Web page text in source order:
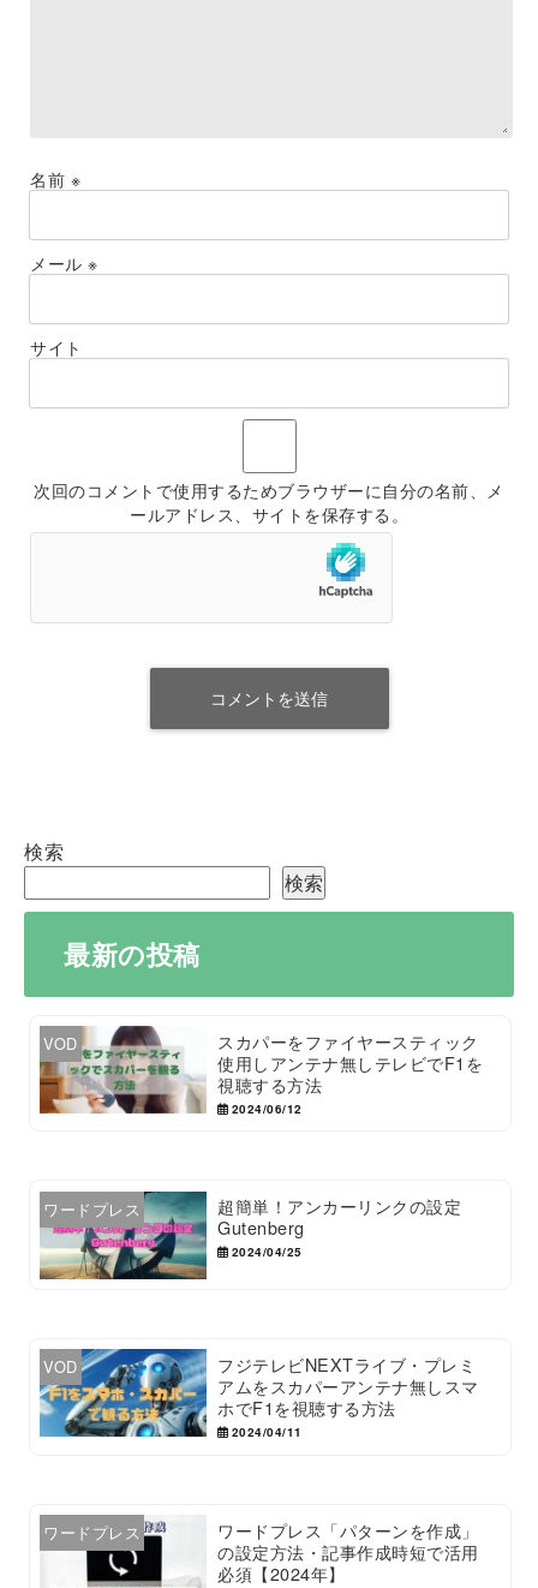
名前 ※
メール ※
サイト
次回のコメントで使用するためブラウザーに自分の名前、メ
ールアドレス、サイトを保存する。
検索
検索
最新の投稿
VOD
スカパーをファイヤースティック
使用しアンテナ無しテレビでF1を
視聴する方法
2024/06/12
ワードプレス
超簡単！アンカーリンクの設定
Gutenberg
2024/04/25
VOD
フジテレビNEXTライブ・プレミ
アムをスカパーアンテナ無しスマ
ホでF1を視聴する方法
2024/04/11
ワードプレス
ワードプレス「パターンを作成」
の設定方法・記事作成時短で活用
必須【2024年】